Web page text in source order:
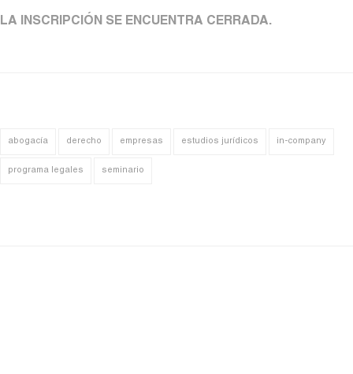
LA INSCRIPCIÓN SE ENCUENTRA CERRADA.
abogacía derecho empresas estudios jurídicos in-company
programa legales seminario